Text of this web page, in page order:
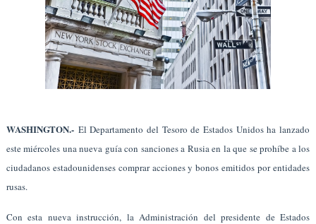
WASHINGTON.-El Departamento del Tesoro de Estados Unidos ha lanzado
este miércoles una nueva guía con sanciones a Rusia en la que se prohíbe a los
ciudadanos estadounidenses comprar acciones y bonos emitidos por entidades
rusas.
Con esta nueva instrucción, la Administración del presidente de Estados